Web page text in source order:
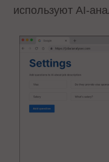
используют AI-